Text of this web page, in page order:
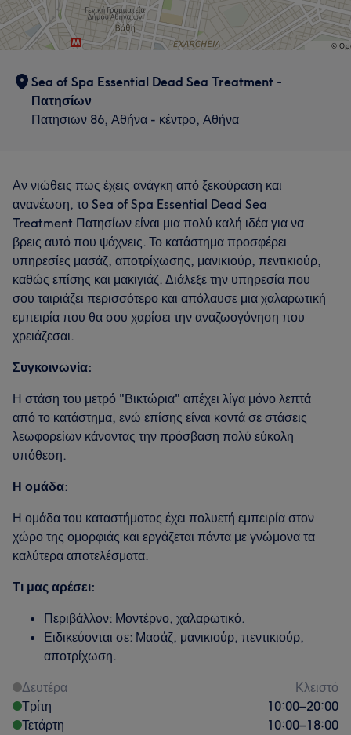
Sea of Spa Essential Dead Sea Treatment -
Πατησίων
Πατησιων 86, Αθήνα - κέντρο, Αθήνα
Αν νιώθεις πως έχεις ανάγκη από ξεκούραση και
ανανέωση, το Sea of Spa Essential Dead Sea
Treatment Πατησίων είναι μια πολύ καλή ιδέα για να
βρεις αυτό που ψάχνεις. Το κατάστημα προσφέρει
υπηρεσίες μασάζ, αποτρίχωσης, μανικιούρ, πεντικιούρ,
καθώς επίσης και μακιγιάζ. Διάλεξε την υπηρεσία που
σου ταιριάζει περισσότερο και απόλαυσε μια χαλαρωτική
εμπειρία που θα σου χαρίσει την αναζωογόνηση που
χρειάζεσαι.
Συγκοινωνία:
Η στάση του μετρό "Βικτώρια" απέχει λίγα μόνο λεπτά
από το κατάστημα, ενώ επίσης είναι κοντά σε στάσεις
λεωφορείων κάνοντας την πρόσβαση πολύ εύκολη
υπόθεση.
Η ομάδα:
Η ομάδα του καταστήματος έχει πολυετή εμπειρία στον
χώρο της ομορφιάς και εργάζεται πάντα με γνώμονα τα
καλύτερα αποτελέσματα.
Τι μας αρέσει:
Περιβάλλον: Μοντέρνο, χαλαρωτικό.
Ειδικεύονται σε: Μασάζ, μανικιούρ, πεντικιούρ,
αποτρίχωση.
Δευτέρα
Κλειστό
Τρίτη
10:00–20:00
Τετάρτη
10:00–18:00